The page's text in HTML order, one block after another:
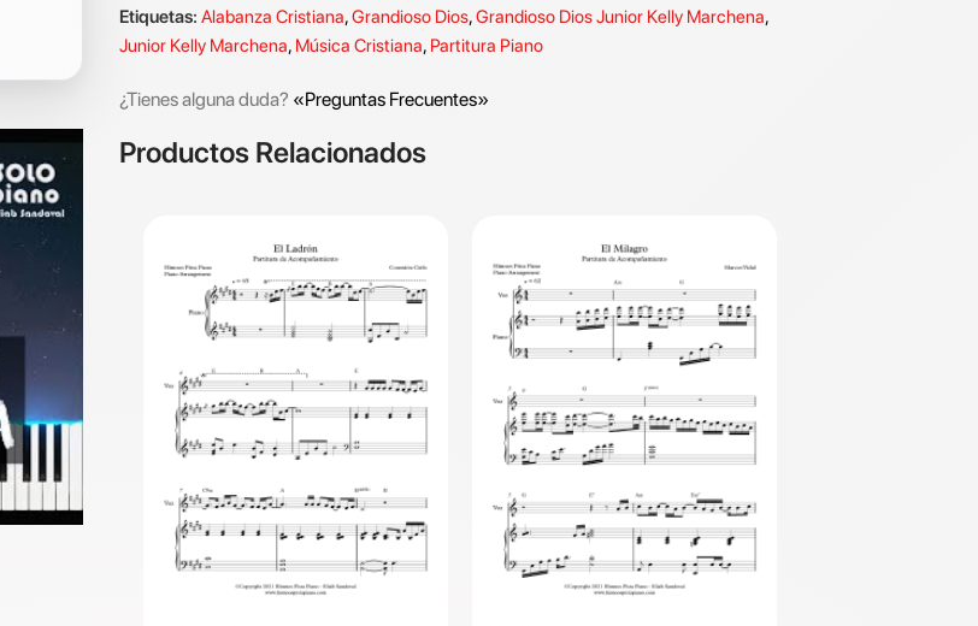
Etiquetas: Alabanza Cristiana,Grandioso Dios,Grandioso Dios Junior Kelly Marchena,
Junior Kelly Marchena, Música Cristiana, Partitura Piano
¿Tienes alguna duda? «Preguntas Frecuentes»
Productos Relacionados